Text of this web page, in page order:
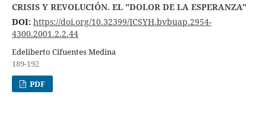
CRISIS Y REVOLUCIÓN. EL "DOLOR DE LA ESPERANZA"
DOI: https://doi.org/10.32399/ICSYH.bvbuap.2954-
4300.2001.2.2.44
Edeliberto Cifuentes Medina
189-192
PDF